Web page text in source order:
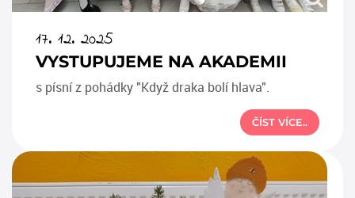
17. 12. 2025
VYSTUPUJEME NA AKADEMII
s písní z pohádky "Když draka bolí hlava".
ČÍST VÍCE..